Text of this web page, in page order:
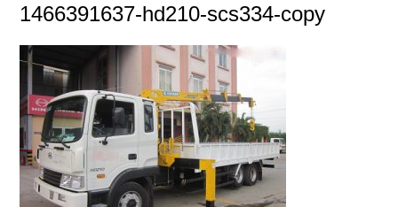
1466391637-hd210-scs334-copy